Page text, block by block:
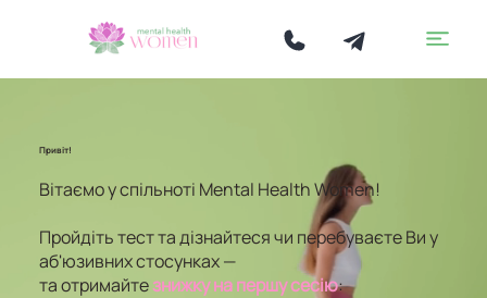
Привіт!
Вітаємо у спільноті Mental Health Women!
Пройдіть тест та дізнайтеся чи перебуваєте Ви у
аб'юзивних стосунках —
та отримайтезнижку на першу сесію: